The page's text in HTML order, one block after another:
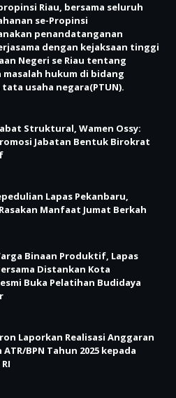
Riau, bersama seluruh
se-Propinsi
penandatanganan
dengan kejaksaan tinggi
Negeri se Riau tentang
masalah hukum di bidang
usaha negara(PTUN).
Struktural, Wamen Ossy:
Jabatan Bentuk Birokrat
Lapas Pekanbaru,
Manfaat Jumat Berkah
Binaan Produktif, Lapas
Distankan Kota
Buka Pelatihan Budidaya
Laporkan Realisasi Anggaran
BPN Tahun 2025 kepada